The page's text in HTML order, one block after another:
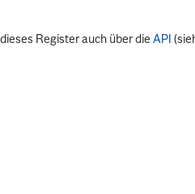
Register auch über dieAPI